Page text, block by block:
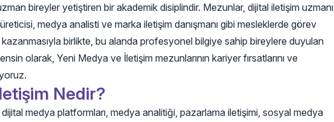
bireyler yetiştiren bir akademik disiplindir. Mezunlar, dijital iletişim uzmanı,
medya analisti ve marka iletişim danışmanı gibi mesleklerde görev
kazanmasıyla birlikte, bu alanda profesyonel bilgiye sahip bireylere duyulan
olarak, Yeni Medya ve İletişim mezunlarının kariyer fırsatlarını ve
Nedir?
medya platformları, medya analitiği, pazarlama iletişimi, sosyal medya